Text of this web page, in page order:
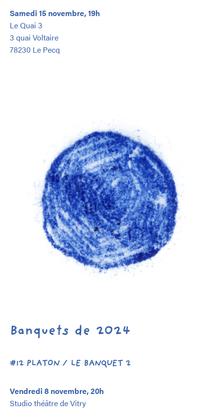
Samedi 15 novembre, 19h
Le Quai 3
3 quai Voltaire
78230 Le Pecq
Banquets de 2024
#12 PLATON / LE BANQUET 2
Vendredi 8 novembre, 20h
Studio théâtre de Vitry